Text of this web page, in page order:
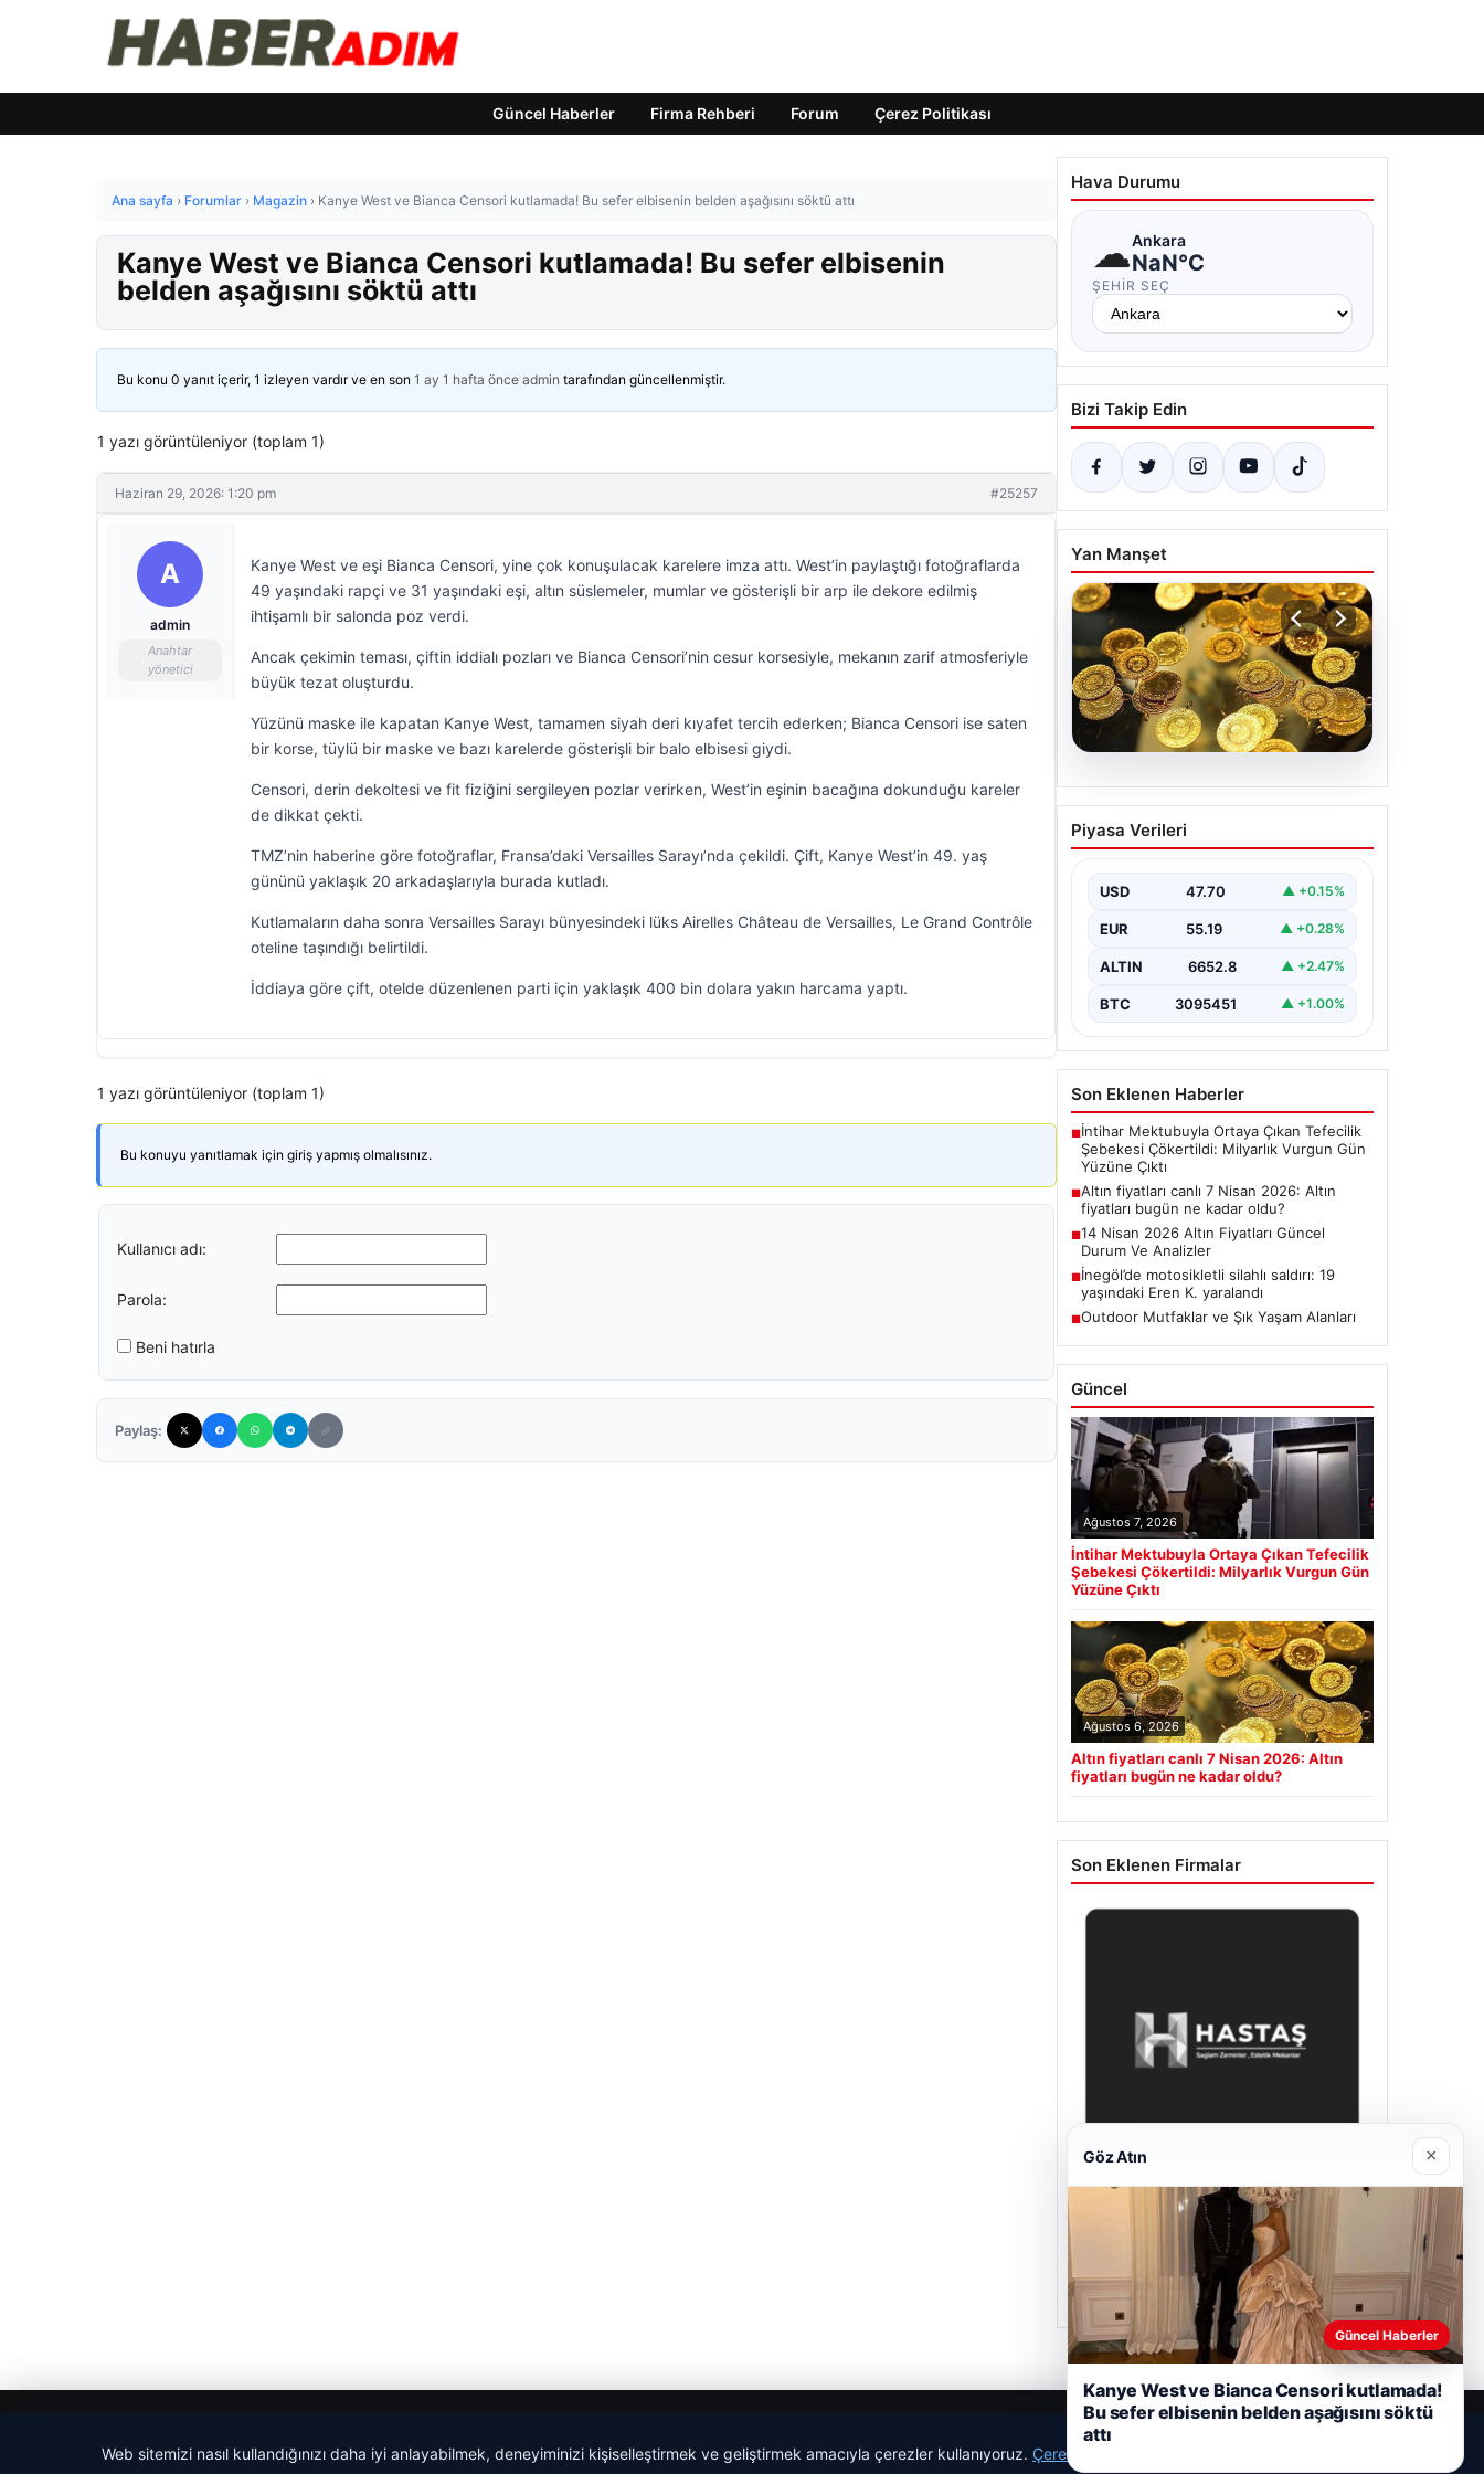
Güncel Haberler Firma Rehberi Forum Çerez Politikası
Ana sayfa › Forumlar › Magazin › Kanye West ve Bianca Censori kutlamada! Bu sefer elbisenin belden aşağısını söktü attı
Kanye West ve Bianca Censori kutlamada! Bu sefer elbisenin
belden aşağısını söktü attı
Bu konu 0 yanıt içerir, 1 izleyen vardır ve en son 1 ay 1 hafta önce admin tarafından güncellenmiştir.
1 yazı görüntüleniyor (toplam 1)
Haziran 29, 2026: 1:20 pm #25257
A
admin
Anahtar
yönetici
Kanye West ve eşi Bianca Censori, yine çok konuşulacak karelere imza attı. West’in paylaştığı fotoğraflarda
49 yaşındaki rapçi ve 31 yaşındaki eşi, altın süslemeler, mumlar ve gösterişli bir arp ile dekore edilmiş
ihtişamlı bir salonda poz verdi.
Ancak çekimin teması, çiftin iddialı pozları ve Bianca Censori’nin cesur korsesiyle, mekanın zarif atmosferiyle
büyük tezat oluşturdu.
Yüzünü maske ile kapatan Kanye West, tamamen siyah deri kıyafet tercih ederken; Bianca Censori ise saten
bir korse, tüylü bir maske ve bazı karelerde gösterişli bir balo elbisesi giydi.
Censori, derin dekoltesi ve fit fiziğini sergileyen pozlar verirken, West’in eşinin bacağına dokunduğu kareler
de dikkat çekti.
TMZ’nin haberine göre fotoğraflar, Fransa’daki Versailles Sarayı’nda çekildi. Çift, Kanye West’in 49. yaş
gününü yaklaşık 20 arkadaşlarıyla burada kutladı.
Kutlamaların daha sonra Versailles Sarayı bünyesindeki lüks Airelles Château de Versailles, Le Grand Contrôle
oteline taşındığı belirtildi.
İddiaya göre çift, otelde düzenlenen parti için yaklaşık 400 bin dolara yakın harcama yaptı.
1 yazı görüntüleniyor (toplam 1)
Bu konuyu yanıtlamak için giriş yapmış olmalısınız.
Kullanıcı adı:
Parola:
Beni hatırla
Paylaş:
Hava Durumu
☁Ankara
NaN°C
ŞEHIR SEÇ
Bizi Takip Edin
Yan Manşet
Altın fiyatları canlı 7 Nisan
2026: Altın fiyatları bugün
Piyasa Verileri
USD 47.70 ▲ +0.15%
EUR 55.19 ▲ +0.28%
ALTIN 6652.8 ▲ +2.47%
BTC 3095451 ▲ +1.00%
Son Eklenen Haberler
■İntihar Mektubuyla Ortaya Çıkan Tefecilik
Şebekesi Çökertildi: Milyarlık Vurgun Gün
Yüzüne Çıktı
■Altın fiyatları canlı 7 Nisan 2026: Altın
fiyatları bugün ne kadar oldu?
■14 Nisan 2026 Altın Fiyatları Güncel
Durum Ve Analizler
■İnegöl’de motosikletli silahlı saldırı: 19
yaşındaki Eren K. yaralandı
■Outdoor Mutfaklar ve Şık Yaşam Alanları
Güncel
Ağustos 7, 2026
İntihar Mektubuyla Ortaya Çıkan Tefecilik
Şebekesi Çökertildi: Milyarlık Vurgun Gün
Yüzüne Çıktı
Ağustos 6, 2026
Altın fiyatları canlı 7 Nisan 2026: Altın
fiyatları bugün ne kadar oldu?
Son Eklenen Firmalar
Hastaş Beton
Web sitemizi nasıl kullandığınızı daha iyi anlayabilmek, deneyiminizi kişiselleştirmek ve geliştirmek amacıyla çerezler kullanıyoruz. Çerez Politikamız
Göz Atın ×
Güncel Haberler
Kanye West ve Bianca Censori kutlamada!
Bu sefer elbisenin belden aşağısını söktü
attı